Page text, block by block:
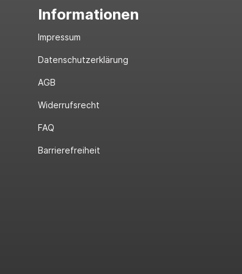
Informationen
Impressum
Datenschutzerklärung
AGB
Widerrufsrecht
FAQ
Barrierefreiheit